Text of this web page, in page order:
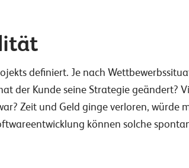
definiert. Je nach
der Kunde seine Strategie geändert?
Zeit und Geld ginge verloren, würde
können solche